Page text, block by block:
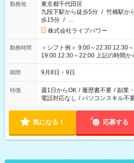
勤務地
東京都千代田区
九段下駅から徒歩5分 / 竹橋駅か
歩15分 / …
株式会社ライブパワー
勤務時間
＜シフト例＞ 9:00～22:30 12:30
19:00 12:30～22:00 上記の時間から好きな時間を選べます！ ※
時間は変更となる可能性がありま
期間 9月8日・9日
特徴 週1日からOK / 履歴書不要 / 副業
電話対応なし / パソコンスキル不
気になる！ 応募する